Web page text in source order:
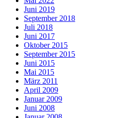
Juni 2019
September 2018
Juli 2018
Juni 2017
Oktober 2015
September 2015
Juni 2015
Mai 2015
März 2011
April 2009
Januar 2009
Juni 2008